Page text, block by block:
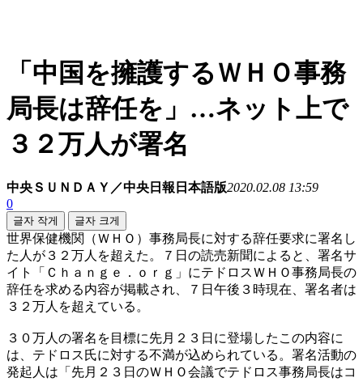
「中国を擁護するＷＨＯ事務
局長は辞任を」…ネット上で
３２万人が署名
中央ＳＵＮＤＡＹ／中央日報日本語版2020.02.08 13:59
0
글자 작게 글자 크게
世界保健機関（ＷＨＯ）事務局長に対する辞任要求に署名し
た人が３２万人を超えた。７日の読売新聞によると、署名サ
イト「Ｃｈａｎｇｅ．ｏｒｇ」にテドロスＷＨＯ事務局長の
辞任を求める内容が掲載され、７日午後３時現在、署名者は
３２万人を超えている。
３０万人の署名を目標に先月２３日に登場したこの内容に
は、テドロス氏に対する不満が込められている。署名活動の
発起人は「先月２３日のＷＨＯ会議でテドロス事務局長はコ